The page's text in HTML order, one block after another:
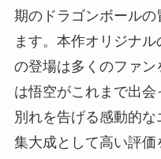
期のドラゴンボール
ます。本作オリジナル
の登場は多くのファ
は悟空がこれまで出
別れを告げる感動的
集大成として高い評